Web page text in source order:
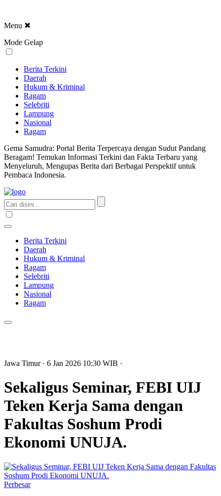
Menu ✖
Mode Gelap
Berita Terkini
Daerah
Hukum & Kriminal
Ragam
Selebriti
Lampung
Nasional
Ragam
Gema Samudra: Portal Berita Terpercaya dengan Sudut Pandang
Beragam! Temukan Informasi Terkini dan Fakta Terbaru yang
Menyeluruh, Mengupas Berita dari Berbagai Perspektif untuk
Pembaca Indonesia.
Berita Terkini
Daerah
Hukum & Kriminal
Ragam
Selebriti
Lampung
Nasional
Ragam
Jawa Timur · 6 Jan 2026 10:30 WIB ·
Sekaligus Seminar, FEBI UIJ
Teken Kerja Sama dengan
Fakultas Soshum Prodi
Ekonomi UNUJA.
Perbesar